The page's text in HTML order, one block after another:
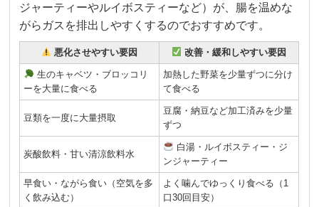
ジャーティーやルイボスティーなど）が、腸を温めな
がらガスを排出しやすくするのでおすすめです。
悪化させやすい要因 改善・緩和しやすい要因
生のキャベツ・ブロッコリ
ーを大量に食べる
加熱した野菜を少量ずつに分け
て食べる
豆類を一度に大量摂取
豆腐・納豆など加工済みを少量
ずつ
炭酸飲料・甘い清涼飲料水
白湯・ルイボスティー・ジ
ンジャーティー
早食い・ながら食い（空気を多
く飲み込む）
よく噛んでゆっくり食べる（1
口30回目安）